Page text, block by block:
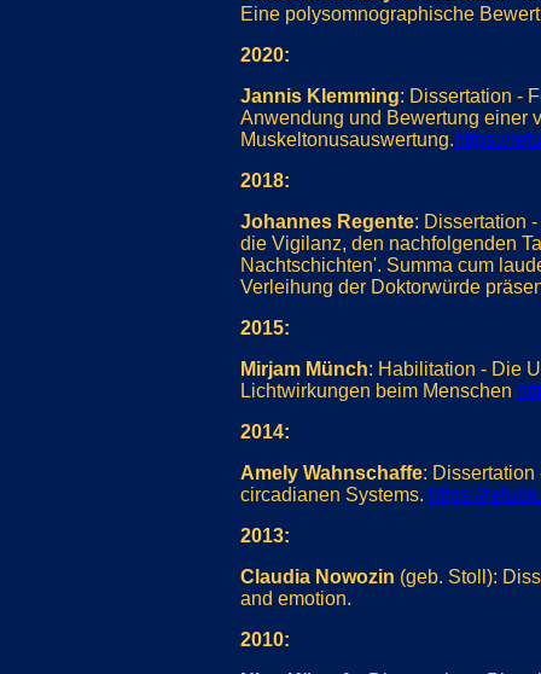
Eine polysomnographische
2020:
Jannis Klemming: Dissertation -
Anwendung und Bewertung einer
Muskeltonusauswertung.https://
2018:
Johannes Regente: Dissertation
die Vigilanz, den nachfolgenden
Nachtschichten'. Summa cum
Verleihung der Doktorwürde
2015:
Mirjam Münch: Habilitation - Die
Lichtwirkungen beim Menschen
2014:
Amely Wahnschaffe:
circadianen Systems. https://
2013:
Claudia Nowozin (geb. Stoll):
and emotion.
2010: